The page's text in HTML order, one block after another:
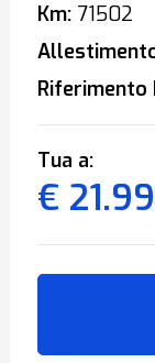
Km:71502
Riferimento
Tua a:
€